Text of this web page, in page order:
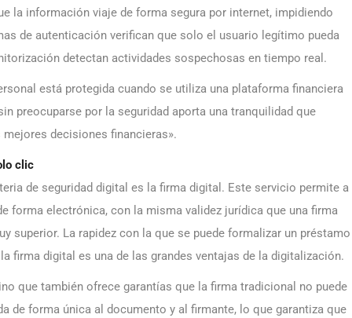
la información viaje de forma segura por internet, impidiendo
de autenticación verifican que solo el usuario legítimo pueda
detectan actividades sospechosas en tiempo real.
está protegida cuando se utiliza una plataforma financiera
preocuparse por la seguridad aporta una tranquilidad que
decisiones financieras».
clic
de seguridad digital es la firma digital. Este servicio permite a
forma electrónica, con la misma validez jurídica que una firma
superior. La rapidez con la que se puede formalizar un préstamo
firma digital es una de las grandes ventajas de la digitalización.
que también ofrece garantías que la firma tradicional no puede
de forma única al documento y al firmante, lo que garantiza que